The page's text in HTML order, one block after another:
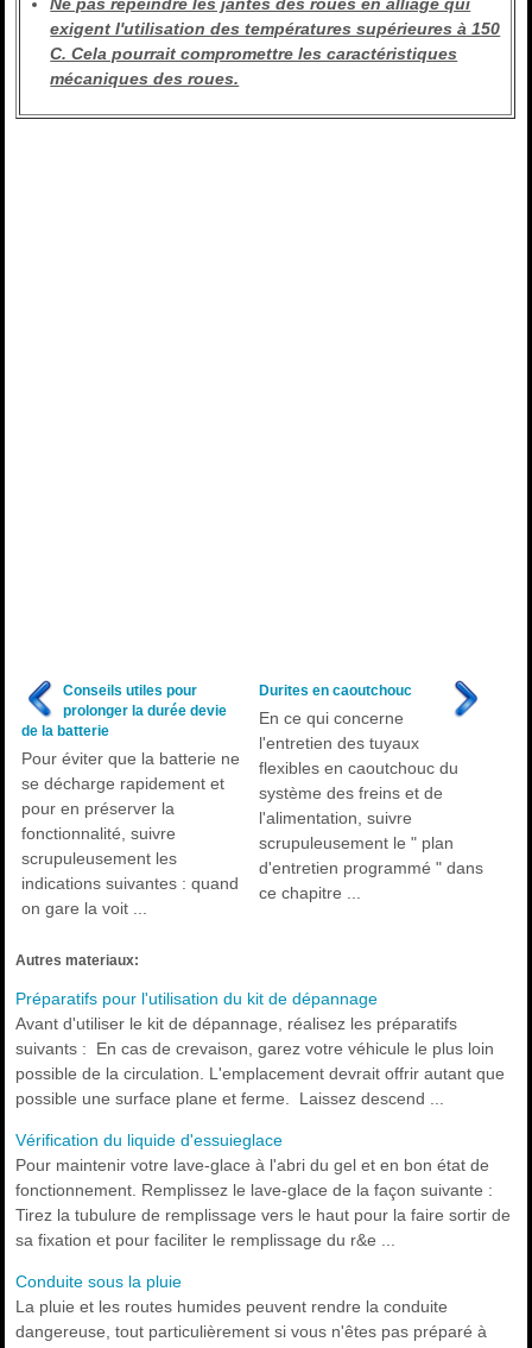
exigent l'utilisation des températures supérieures à 150
C. Cela pourrait compromettre les caractéristiques
mécaniques des roues.
Conseils utiles pour
prolonger la durée devie
de la batterie
Pour éviter que la batterie ne
se décharge rapidement et
pour en préserver la
fonctionnalité, suivre
scrupuleusement les
indications suivantes : quand
on gare la voit ...
Durites en caoutchouc
En ce qui concerne
l'entretien des tuyaux
flexibles en caoutchouc du
système des freins et de
l'alimentation, suivre
scrupuleusement le " plan
d'entretien programmé " dans
ce chapitre ...
Autres materiaux:
Préparatifs pour l'utilisation du kit de dépannage
Avant d'utiliser le kit de dépannage, réalisez les préparatifs
suivants : En cas de crevaison, garez votre véhicule le plus loin
possible de la circulation. L'emplacement devrait offrir autant que
possible une surface plane et ferme. Laissez descend ...
Vérification du liquide d'essuieglace
Pour maintenir votre lave-glace à l'abri du gel et en bon état de
fonctionnement. Remplissez le lave-glace de la façon suivante :
Tirez la tubulure de remplissage vers le haut pour la faire sortir de
sa fixation et pour faciliter le remplissage du r&e ...
Conduite sous la pluie
La pluie et les routes humides peuvent rendre la conduite
dangereuse, tout particulièrement si vous n'êtes pas préparé à